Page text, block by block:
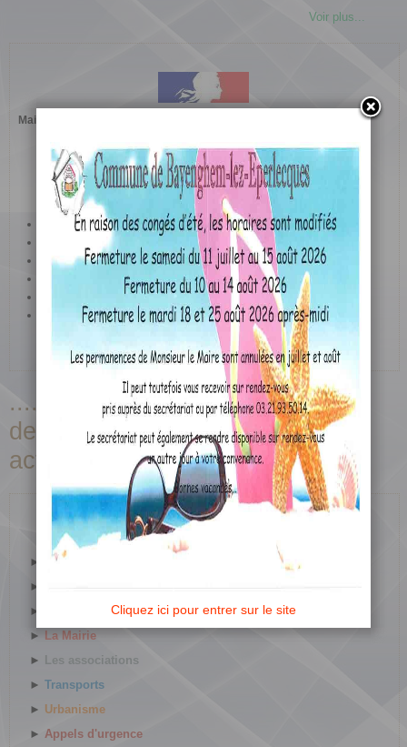
Voir plus...
Maire :
62910 BAYENGHEM LEZ EPERLECQUES
Tél. : 03 21 93 50 14
: 13h30 - 16h30
: 09h00 - 12h00 et 14h00 - 18h00
Mercredi: fermé
: 13h30 - 17h00
: 09h00 - 12h00 et 13h30 - 16h00
: 10h00 - 12h00
► Permanences de Monsieur le Maire
............................................Les
dernières
actualités........................
►
Les menus de cantine
►
►
Les divers arrêtés
► L a Mairie
► Les associations
► Transports
► Urbanisme
► Appels d'urgence
Cliquez ici pour entrer sur le site